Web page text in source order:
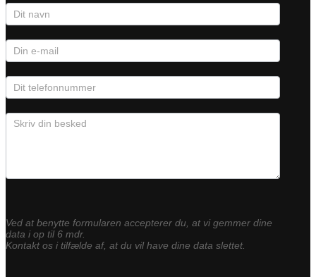
Kontaktformular
Ved at benytte formularen accepterer du, at vi gemmer dine
data i op til 6 mdr.
Kontakt os i tilfælde af, at du vil have dine data slettet.